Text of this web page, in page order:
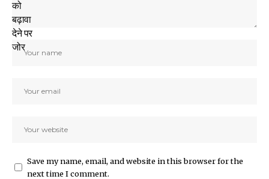
Save my name, email, and website in this browser for the
next time I comment.